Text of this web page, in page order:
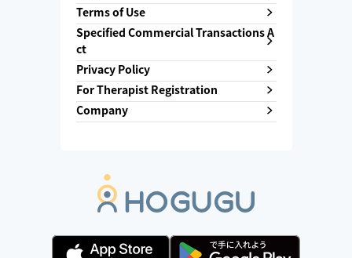
Terms of Use
Specified Commercial Transactions A
ct
Privacy Policy
For Therapist Registration
Company